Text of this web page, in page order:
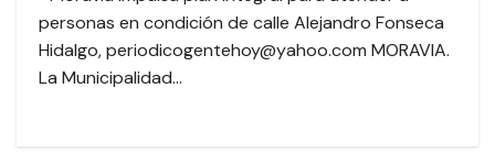
personas en condición de calle Alejandro Fonseca
Hidalgo, periodicogentehoy@yahoo.com MORAVIA.
La Municipalidad…